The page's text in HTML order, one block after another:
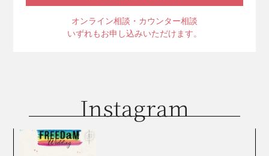
オンライン相談・カウンター相談
いずれもお申し込みいただけます。
Instagram